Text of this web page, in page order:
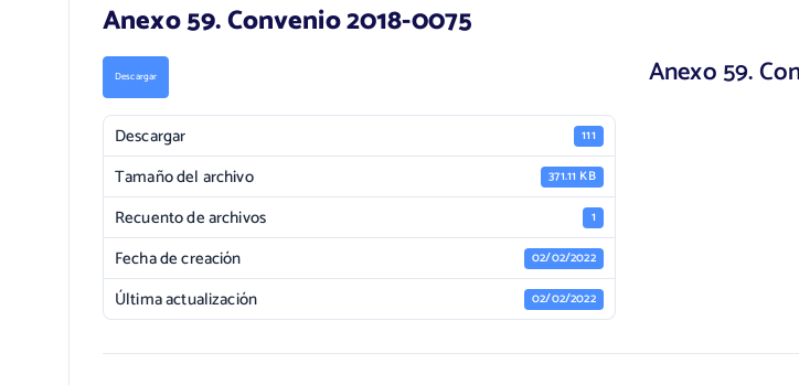
Anexo 59. Convenio 2018-0075
Descargar
Descargar 111
Tamaño del archivo 371.11 KB
Recuento de archivos 1
Fecha de creación 02/02/2022
Última actualización 02/02/2022
Anexo 59.